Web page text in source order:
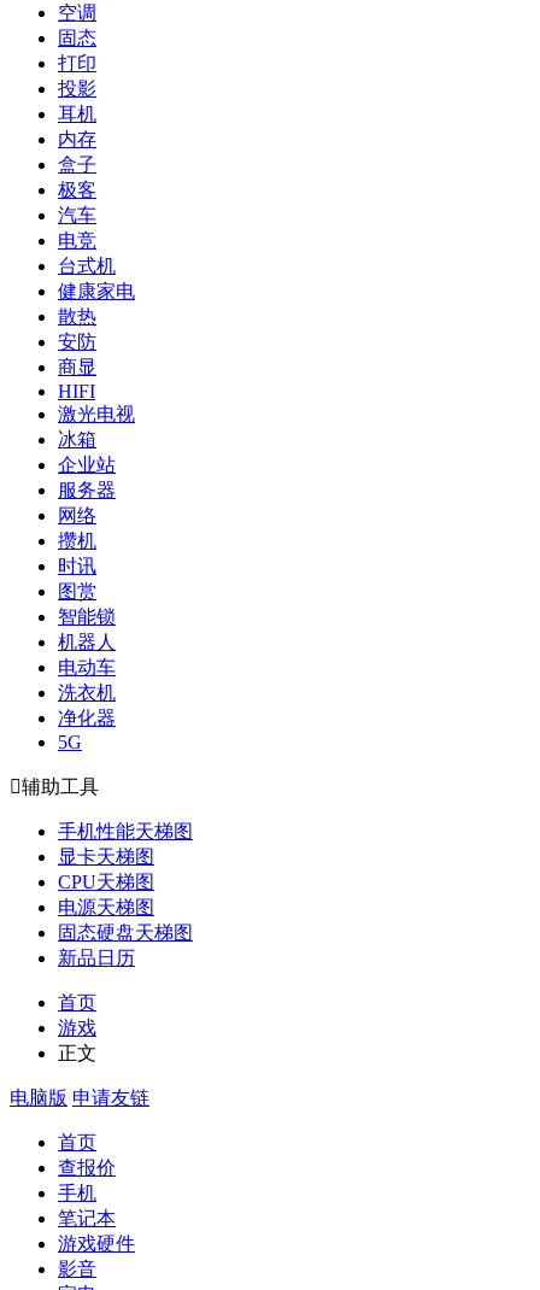
空调
固态
打印
投影
耳机
内存
盒子
极客
汽车
电竞
台式机
健康家电
散热
安防
商显
HIFI
激光电视
冰箱
企业站
服务器
网络
攒机
时讯
图赏
智能锁
机器人
电动车
洗衣机
净化器
5G
辅助工具
手机性能天梯图
显卡天梯图
CPU天梯图
电源天梯图
固态硬盘天梯图
新品日历
首页
游戏
正文
电脑版 申请友链
首页
查报价
手机
笔记本
游戏硬件
影音